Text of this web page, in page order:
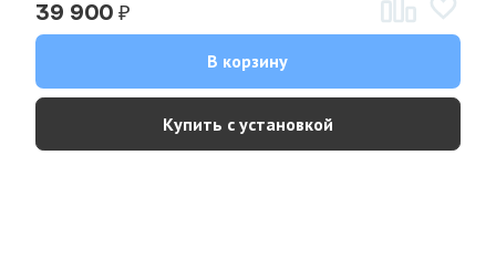
39 900 ₽
В корзину
Купить с установкой